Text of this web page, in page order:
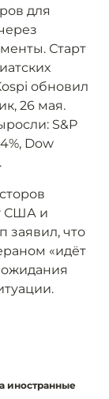
для
Старт
обновил
26 мая.
S&P
Dow
США и
заявил, что
«идёт
иностранные